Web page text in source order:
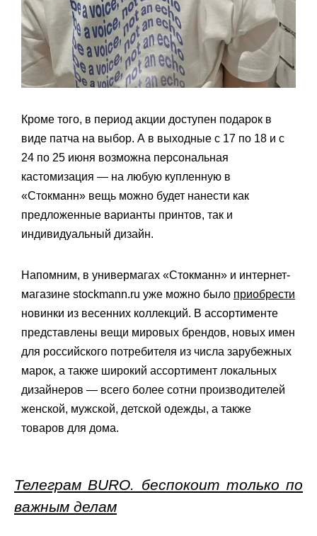
Кроме того, в период акции доступен подарок в
виде патча на выбор. А в выходные с 17 по 18 и с
24 по 25 июня возможна персональная
кастомизация — на любую купленную в
«Стокманн» вещь можно будет нанести как
предложенные варианты принтов, так и
индивидуальный дизайн.
Напомним, в универмагах «Стокманн» и интернет-
магазине stockmann.ru уже можно было приобрести
новинки из весенних коллекций. В ассортименте
представлены вещи мировых брендов, новых имен
для российского потребителя из числа зарубежных
марок, а также широкий ассортимент локальных
дизайнеров — всего более сотни производителей
женской, мужской, детской одежды, а также
товаров для дома.
Телеграм BURO. беспокоит только по
важным делам